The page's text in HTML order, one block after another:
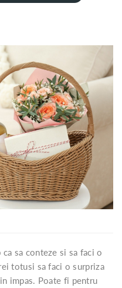
sa conteze si sa faci o
totusi sa faci o surpriza
impas. Poate fi pentru